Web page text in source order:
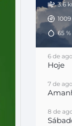
3.6
1009
65 %
6 de
Hoje
7 de
8 de